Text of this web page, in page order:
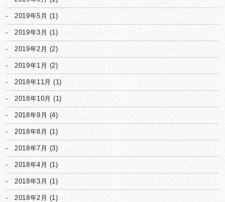
2019年5月 (1)
2019年3月 (1)
2019年2月 (2)
2019年1月 (2)
2018年11月 (1)
2018年10月 (1)
2018年9月 (4)
2018年8月 (1)
2018年7月 (3)
2018年4月 (1)
2018年3月 (1)
2018年2月 (1)